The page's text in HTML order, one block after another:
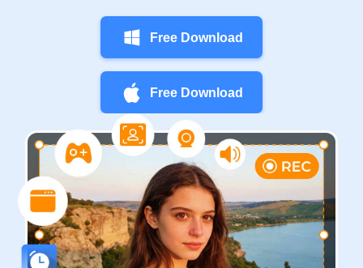
Free Download
Free Download